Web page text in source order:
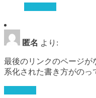
匿名 より:
最後のリンクのページが
系化された書き方がのっ